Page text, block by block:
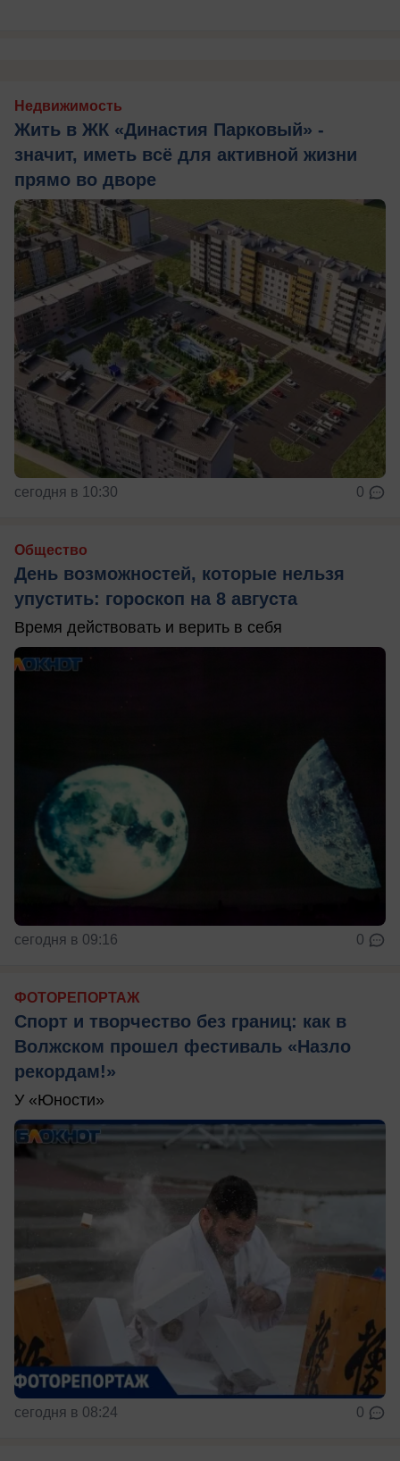
Недвижимость
Жить в ЖК «Династия Парковый» -
значит, иметь всё для активной жизни
прямо во дворе
сегодня в 10:30 0
Общество
День возможностей, которые нельзя
упустить: гороскоп на 8 августа
Время действовать и верить в себя
сегодня в 09:16 0
ФОТОРЕПОРТАЖ
Спорт и творчество без границ: как в
Волжском прошел фестиваль «Назло
рекордам!»
У «Юности»
сегодня в 08:24 0